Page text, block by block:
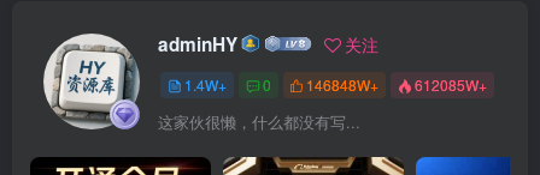
adminHY 关注
1.4W+ 0 146848W+ 612085W+
这家伙很懒，什么都没有写...